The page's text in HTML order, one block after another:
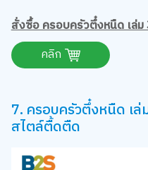
คลิก
7. ครอบครัวตึ๋งหนืด เ